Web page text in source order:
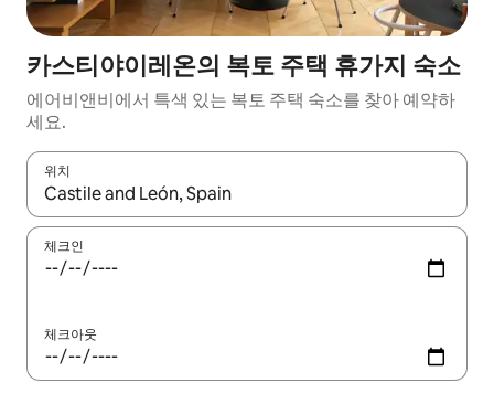
카스티야이레온의 복토 주택 휴가지 숙소
에어비앤비에서 특색 있는 복토 주택 숙소를 찾아 예약하
세요.
위치
결과가 나오면 위·아래 화살표 키를 사용하거나 터치 또는 스와이
체크인
체크아웃